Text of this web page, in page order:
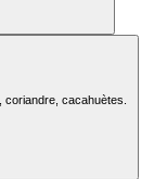
cacahuètes.